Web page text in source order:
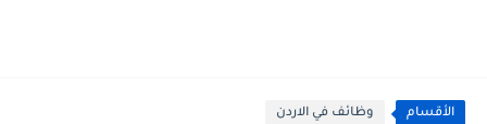
الأقسام وظائف في الاردن